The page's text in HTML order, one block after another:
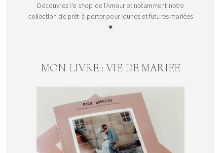
Découvrez l'e-shop de l'Amour et notamment notre
collection de prêt-à-porter pour jeunes et futures mariées
♥
MON LIVRE : VIE DE MARIEE